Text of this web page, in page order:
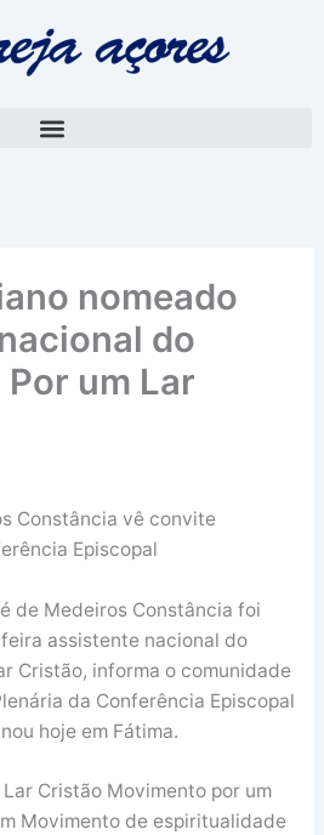
nomeado
do
um Lar
Constância vê convite
Episcopal
de Medeiros Constância foi
assistente nacional do
Cristão, informa o comunidade
da Conferência Episcopal
hoje em Fátima.
Cristão Movimento por um
Movimento de espiritualidade